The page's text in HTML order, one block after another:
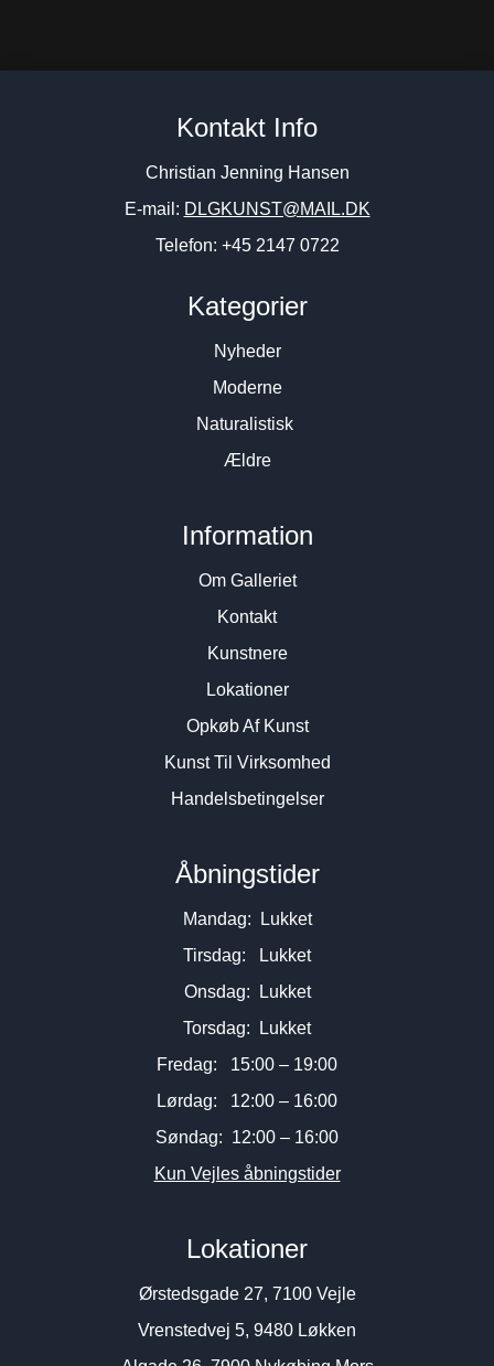
Kontakt Info
Christian Jenning Hansen
E-mail: DLGKUNST@MAIL.DK
Telefon: +45 2147 0722
Kategorier
Nyheder
Moderne
Naturalistisk
Ældre
Information
Om Galleriet
Kontakt
Kunstnere
Lokationer
Opkøb Af Kunst
Kunst Til Virksomhed
Handelsbetingelser
Åbningstider
Mandag: Lukket
Tirsdag: Lukket
Onsdag: Lukket
Torsdag: Lukket
Fredag: 15:00 – 19:00
Lørdag: 12:00 – 16:00
Søndag: 12:00 – 16:00
Kun Vejles åbningstider
Lokationer
Ørstedsgade 27, 7100 Vejle
Vrenstedvej 5, 9480 Løkken